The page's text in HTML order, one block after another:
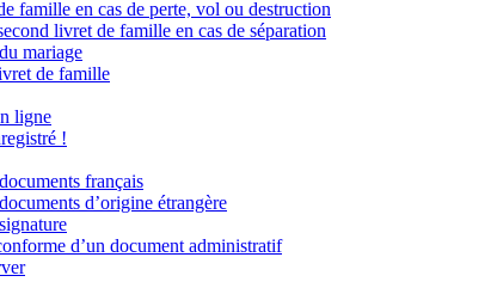
famille en cas de perte, vol ou destruction
livret de famille en cas de séparation
mariage
de famille
ligne
!
français
d’origine étrangère
d’un document administratif